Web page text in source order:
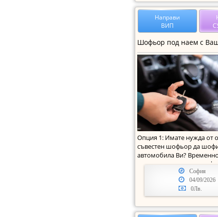
Направи
ВИП
Опция 1: Имате нужда от
съвестен шофьор да
автомобила Ви?
възпрепятствани да
София
04/09/2026
0Лв.